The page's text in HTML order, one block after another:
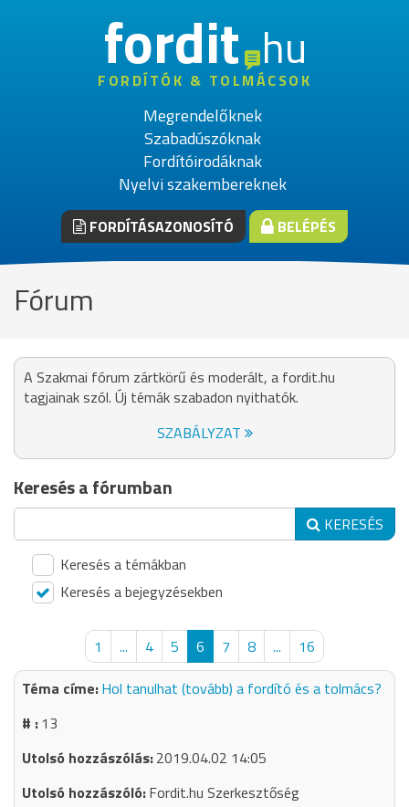
fordithu
FORDÍTÓK & TOLMÁCSOK
Megrendelőknek
Szabadúszóknak
Fordítóirodáknak
Nyelvi szakembereknek
FORDÍTÁSAZONOSÍTÓ BELÉPÉS
Fórum
A Szakmai fórum zártkörű és moderált, a fordit.hu
tagjainak szól. Új témák szabadon nyithatók.
SZABÁLYZAT
Keresés a fórumban
KERESÉS
Keresés a témákban
Keresés a bejegyzésekben
1 ... 4 5 6 7 8 ...
16
Hol tanulhat (tovább) a fordító és a tolmács?
13
2019.04.02 14:05
Fordit.hu Szerkesztőség